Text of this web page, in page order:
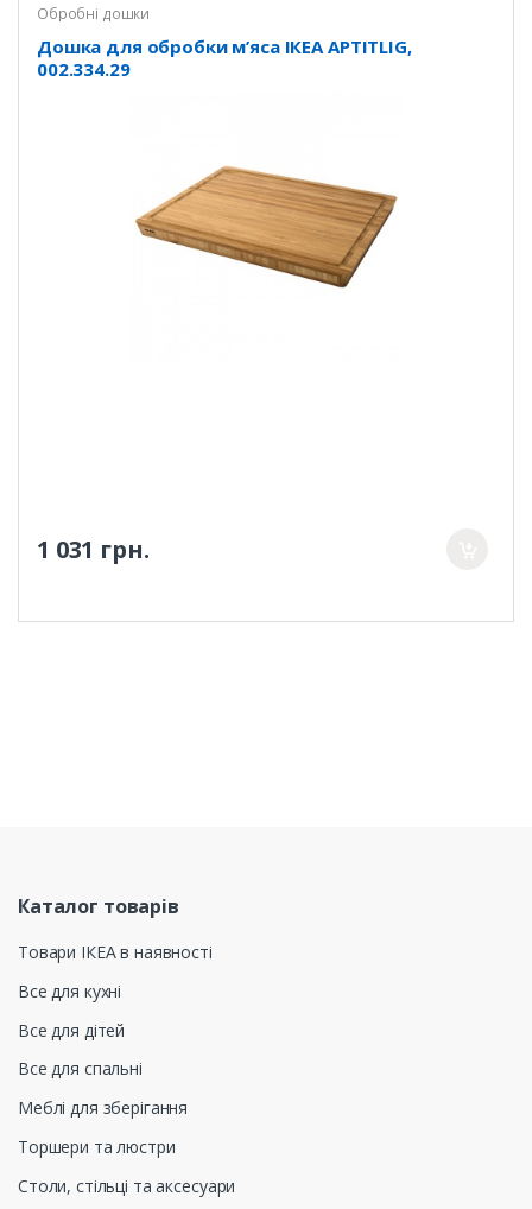
Обробні дошки
Дошка для обробки м’яса ІКЕА APTITLIG,
002.334.29
1 031 грн.
Каталог товарів
Товари ІКЕА в наявності
Все для кухні
Все для дітей
Все для спальні
Меблі для зберігання
Торшери та люстри
Столи, стільці та аксесуари